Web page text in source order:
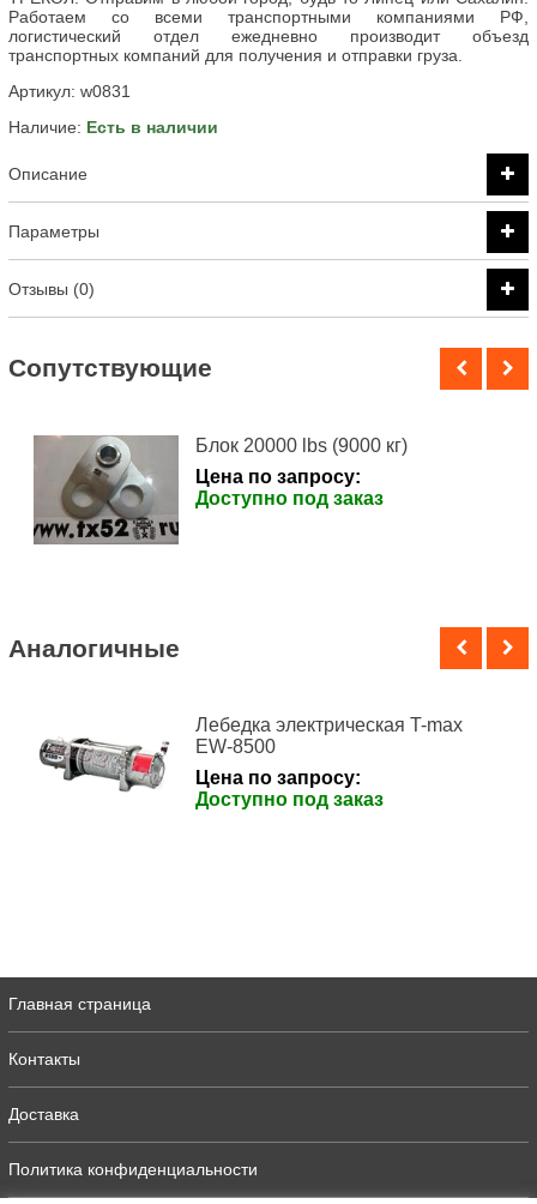
Работаем со всеми транспортными компаниями РФ,
логистический отдел ежедневно производит объезд
транспортных компаний для получения и отправки груза.
Артикул: w0831
Наличие: Есть в наличии
Описание
Параметры
Отзывы (0)
Cопутствующие
Блок 20000 lbs (9000 кг)
Цена по запросу:
Доступно под заказ
Аналогичные
Лебедка электрическая T-max
EW-8500
Цена по запросу:
Доступно под заказ
Главная страница
Контакты
Доставка
Политика конфиденциальности